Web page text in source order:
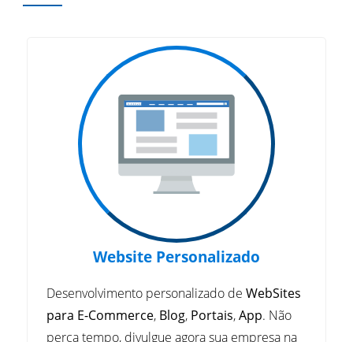
Website Personalizado
Desenvolvimento personalizado deWebSites
para E-Commerce
Portais , App . Não
perca tempo, divulgue agora sua empresa na
internet!